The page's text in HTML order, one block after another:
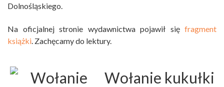
Dolnośląskiego.
Na oficjalnej stronie wydawnictwa pojawił się fragment
książki. Zachęcamy do lektury.
Wołanie kukułki